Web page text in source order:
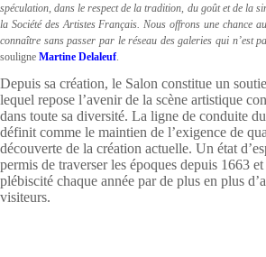
spéculation, dans le respect de la tradition, du goût et de la
la Société des Artistes Français. Nous offrons une chance
connaître sans passer par le réseau des galeries qui n’est
souligne Martine Delaleuf.
Depuis sa création, le Salon constitue un
lequel repose l’avenir de la scène artistique
dans toute sa diversité. La ligne de conduite
définit comme le maintien de l’exigence de
découverte de la création actuelle. Un état
permis de traverser les époques depuis 1663 et
plébiscité chaque année par de plus en plus
visiteurs.